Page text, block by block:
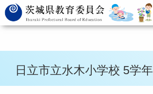
日立市立水木小学校 5学年